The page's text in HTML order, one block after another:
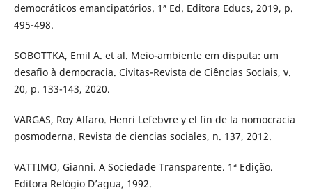
democráticos emancipatórios. 1ª Ed. Editora Educs, 2019, p.
495-498.
SOBOTTKA, Emil A. et al. Meio-ambiente em disputa: um
desafio à democracia. Civitas-Revista de Ciências Sociais, v.
20, p. 133-143, 2020.
VARGAS, Roy Alfaro. Henri Lefebvre y el fin de la nomocracia
posmoderna. Revista de ciencias sociales, n. 137, 2012.
VATTIMO, Gianni. A Sociedade Transparente. 1ª Edição.
Editora Relógio D’agua, 1992.